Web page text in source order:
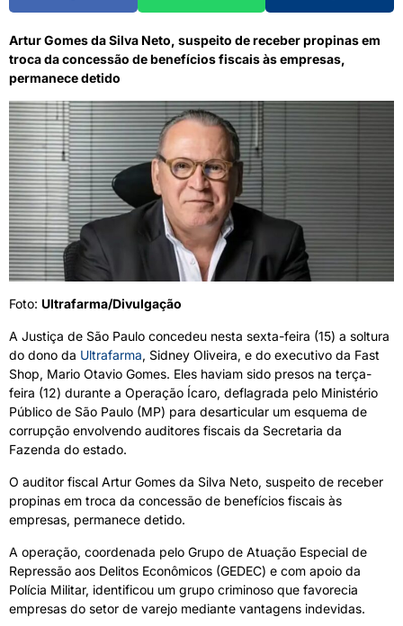
Artur Gomes da Silva Neto, suspeito de receber propinas em
troca da concessão de benefícios fiscais às empresas,
permanece detido
Foto: Ultrafarma/Divulgação
A Justiça de São Paulo concedeu nesta sexta-feira (15) a soltura
do dono da Ultrafarma, Sidney Oliveira, e do executivo da Fast
Shop, Mario Otavio Gomes. Eles haviam sido presos na terça-
feira (12) durante a Operação Ícaro, deflagrada pelo Ministério
Público de São Paulo (MP) para desarticular um esquema de
corrupção envolvendo auditores fiscais da Secretaria da
Fazenda do estado.
O auditor fiscal Artur Gomes da Silva Neto, suspeito de receber
propinas em troca da concessão de benefícios fiscais às
empresas, permanece detido.
A operação, coordenada pelo Grupo de Atuação Especial de
Repressão aos Delitos Econômicos (GEDEC) e com apoio da
Polícia Militar, identificou um grupo criminoso que favorecia
empresas do setor de varejo mediante vantagens indevidas.